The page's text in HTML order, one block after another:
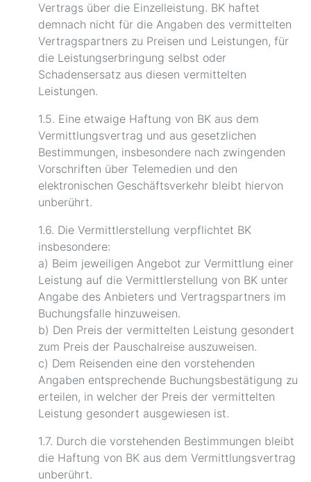
Vertrags über die Einzelleistung. BK haftet
demnach nicht für die Angaben des vermittelten
Vertragspartners zu Preisen und Leistungen, für
die Leistungserbringung selbst oder
Schadensersatz aus diesen vermittelten
Leistungen.
1.5. Eine etwaige Haftung von BK aus dem
Vermittlungsvertrag und aus gesetzlichen
Bestimmungen, insbesondere nach zwingenden
Vorschriften über Telemedien und den
elektronischen Geschäftsverkehr bleibt hiervon
unberührt.
1.6. Die Vermittlerstellung verpflichtet BK
insbesondere:
a) Beim jeweiligen Angebot zur Vermittlung einer
Leistung auf die Vermittlerstellung von BK unter
Angabe des Anbieters und Vertragspartners im
Buchungsfalle hinzuweisen.
b) Den Preis der vermittelten Leistung gesondert
zum Preis der Pauschalreise auszuweisen.
c) Dem Reisenden eine den vorstehenden
Angaben entsprechende Buchungsbestätigung zu
erteilen, in welcher der Preis der vermittelten
Leistung gesondert ausgewiesen ist.
1.7. Durch die vorstehenden Bestimmungen bleibt
die Haftung von BK aus dem Vermittlungsvertrag
unberührt.